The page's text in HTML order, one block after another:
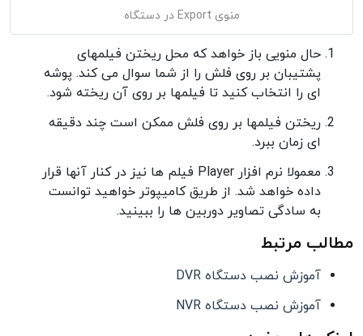
منوی Export در دستگاه
حال منویی باز خواهد که محل ریختن فیلمهای
پشتیبان بر روی فلش را از شما سوال می کند. پوشه
ای را انتخاب کنید تا فیلمها بر روی آن ریخته شود.
ریختن فیلمها بر روی فلش ممکن است چند دقیقه
ای زمان ببرد.
معمولا نرم افزار Player فیلم ها نیز در کنار آنها قرار
داده خواهد شد. از طریق کامیپوتر خواهید توانست
به سادگی تصاویر دوربین ها را ببینید.
مطالب مرتبط
آموزش نصب دستگاه DVR
آموزش نصب دستگاه NVR